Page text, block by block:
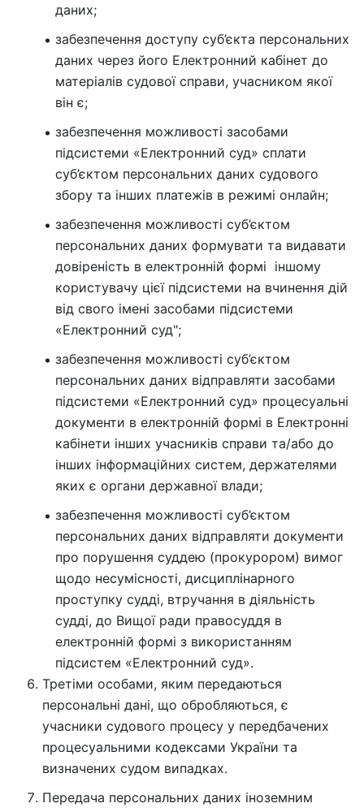
даних;
забезпечення доступу суб’єкта персональних
даних через його Електронний кабінет до
матеріалів судової справи, учасником якої
він є;
забезпечення можливості засобами
підсистеми «Електронний суд» сплати
суб’єктом персональних даних судового
збору та інших платежів в режимі онлайн;
забезпечення можливості суб’єктом
персональних даних формувати та видавати
довіреність в електронній формі іншому
користувачу цієї підсистеми на вчинення дій
від свого імені засобами підсистеми
«Електронний суд";
забезпечення можливості суб’єктом
персональних даних відправляти засобами
підсистеми «Електронний суд» процесуальні
документи в електронній формі в Електронні
кабінети інших учасників справи та/або до
інших інформаційних систем, держателями
яких є органи державної влади;
забезпечення можливості суб’єктом
персональних даних відправляти документи
про порушення суддею (прокурором) вимог
щодо несумісності, дисциплінарного
проступку судді, втручання в діяльність
судді, до Вищої ради правосуддя в
електронній формі з використанням
підсистем «Електронний суд».
Третіми особами, яким передаються
персональні дані, що обробляються, є
учасники судового процесу у передбачених
процесуальними кодексами України та
визначених судом випадках.
Передача персональних даних іноземним